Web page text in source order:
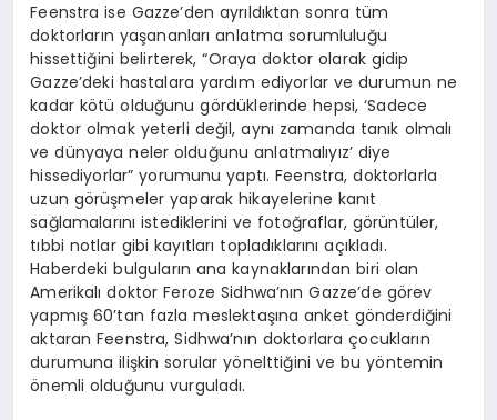
Feenstra ise Gazze’den ayrıldıktan sonra tüm
doktorların yaşananları anlatma sorumluluğu
hissettiğini belirterek, “Oraya doktor olarak gidip
Gazze’deki hastalara yardım ediyorlar ve durumun ne
kadar kötü olduğunu gördüklerinde hepsi, ‘Sadece
doktor olmak yeterli değil, aynı zamanda tanık olmalı
ve dünyaya neler olduğunu anlatmalıyız’ diye
hissediyorlar” yorumunu yaptı. Feenstra, doktorlarla
uzun görüşmeler yaparak hikayelerine kanıt
sağlamalarını istediklerini ve fotoğraflar, görüntüler,
tıbbi notlar gibi kayıtları topladıklarını açıkladı.
Haberdeki bulguların ana kaynaklarından biri olan
Amerikalı doktor Feroze Sidhwa’nın Gazze’de görev
yapmış 60’tan fazla meslektaşına anket gönderdiğini
aktaran Feenstra, Sidhwa’nın doktorlara çocukların
durumuna ilişkin sorular yönelttiğini ve bu yöntemin
önemli olduğunu vurguladı.